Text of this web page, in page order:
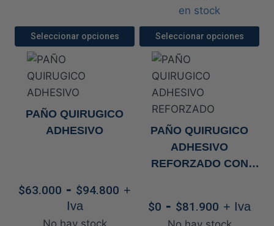
Seleccionar opciones
producto
tiene
variantes.
Las
pueden
elegir
en
en stock
Seleccionar opciones
producto
tiene
múltiples
Las
opciones
se
elegir
en
PAÑO QUIRUGICO
ADHESIVO
$63.000 - $94.800 Rango
precios:
+
Iva
No hay stock
PAÑO QUIRUGICO
ADHESIVO
REFORZADO CON
$0 - $81.900 Rango
de
+ Iva